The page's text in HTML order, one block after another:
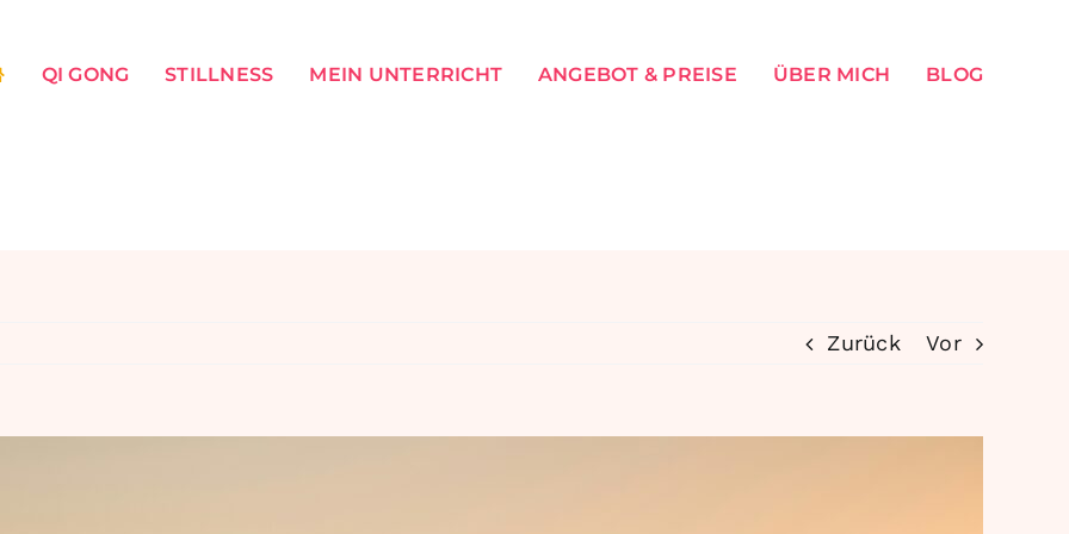
QI GONG STILLNESS MEIN UNTERRICHT ANGEBOT & PREISE ÜBER MICH BLOG
Zurück Vor